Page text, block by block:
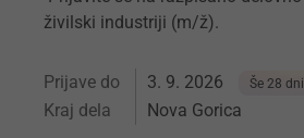
živilski industriji (m/ž).
Prijave do 3. 9. 2026 Še 28 dni
Kraj dela Nova Gorica